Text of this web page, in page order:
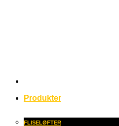
Produkter
FLISELØFTER